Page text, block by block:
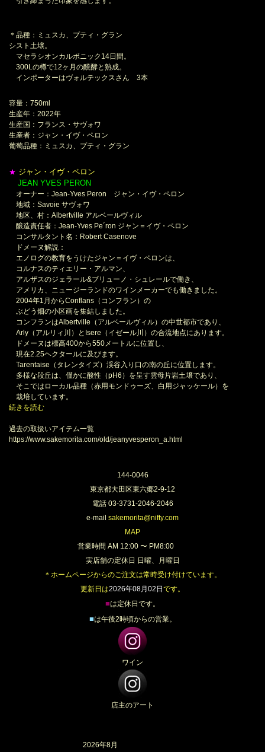
＊品種：ミュスカ、プティ・グラン
シスト土壌。
マセラシオンカルボニック14日間。
300Lの樽で12ヶ月の醗酵と熟成。
インポーターはヴォルテックスさん 3本
容量：750ml
生産年：2022年
生産国：フランス・サヴォワ
生産者：ジャン・イヴ・ペロン
葡萄品種：ミュスカ、プティ・グラン
★ ジャン・イヴ・ペロン
JEAN YVES PERON
オーナー：Jean-Yves Peron ジャン・イヴ・ペロン
地域：Savoie サヴォワ
地区、村：Albertville アルベールヴィル
醸造責任者：Jean-Yves Pe´ron ジャン＝イヴ・ペロン
コンサルタント名：Robert Casenove
ドメーヌ解説：
エノログの教育をうけたジャン＝イヴ・ペロンは、
コルナスのティエリー・アルマン、
アルザスのジェラール&ブリューノ・シュレールで働き、
アメリカ、ニュージーランドのワインメーカーでも働きました。
2004年1月からConflans（コンフラン）の
ぶどう畑の小区画を集結しました。
コンフランはAlbertville（アルベールヴィル）の中世都市であり、
Arly（アルリィ川）とIsere（イゼール川）の合流地点にあります。
ドメーヌは標高400から550メートルに位置し、
現在2.25ヘクタールに及びます。
Tarentaise（タレンタイズ）渓谷入り口の南の丘に位置します。
多様な段丘は、僅かに酸性（pH6）を呈す雲母片岩土壌であり、
そこではローカル品種（赤用モンドゥーズ、白用ジャッケール）を
栽培しています。
続きを読む
過去の取扱いアイテム一覧
https://www.sakemorita.com/old/jeanyvesperon_a.html
144-0046
東京都大田区東六郷2-9-12
電話 03-3731-2046-2046
e-mail sakemorita@nifty.com
MAP
営業時間 AM 12:00 〜 PM8:00
実店舗の定休日 日曜、月曜日
＊ホームページからのご注文は常時受け付けています。
更新日は2026年08月02日 です。
■は定休日です。
■は午後2時頃からの営業。
ワイン
店主のアート
2026年8月